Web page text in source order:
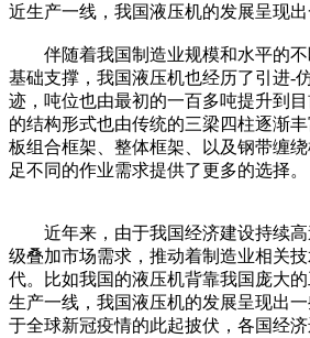
近生产一线，我国液压机的发展呈现出
伴随着我国制造业规模和水平的
基础支撑，我国液压机也经历了引进-
迹，吨位也由最初的一百多吨提升到
的结构形式也由传统的三梁四柱逐渐
板组合框架、整体框架、以及钢带缠
足不同的作业需求提供了更多的选择。
近年来，由于我国经济建设持续高
级叠加市场需求，推动着制造业相关
代。比如我国的液压机背靠我国庞大
生产一线，我国液压机的发展呈现出
于全球新冠疫情的此起披伏，各国经